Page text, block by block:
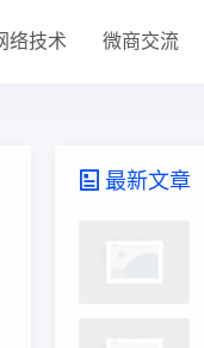
络技术 微商交流
最新文章